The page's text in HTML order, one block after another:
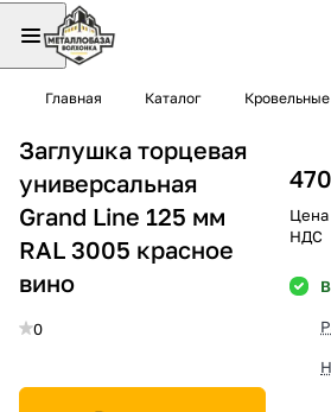
Главная Каталог
Заглушка торцевая
универсальная
Grand Line 125 мм
RAL 3005 красное
вино
0
Цена
НДС